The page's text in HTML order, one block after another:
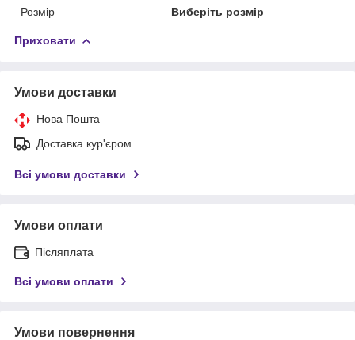
Розмір
Виберіть розмір
Приховати
Умови доставки
Нова Пошта
Доставка кур'єром
Всі умови доставки
Умови оплати
Післяплата
Всі умови оплати
Умови повернення